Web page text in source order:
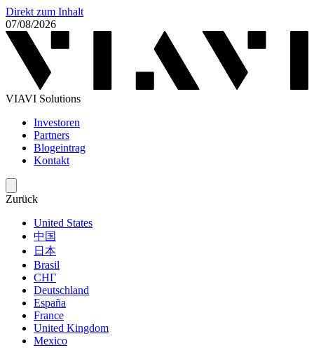
Direkt zum Inhalt
07/08/2026
VIAVI Solutions
Investoren
Partners
Blogeintrag
Kontakt
Zurück
United States
中国
日本
Brasil
СНГ
Deutschland
España
France
United Kingdom
Mexico